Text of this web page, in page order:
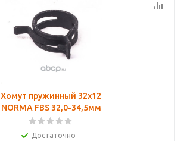
Хомут пружинный 32х12
NORMA FBS 32,0-34,5мм
Достаточно